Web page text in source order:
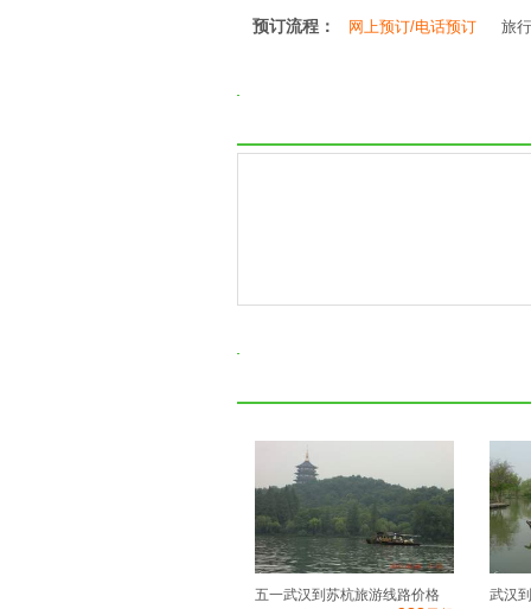
预订流程： 网上预订/电话预订 旅
五一武汉到苏杭旅游线路价格
武汉